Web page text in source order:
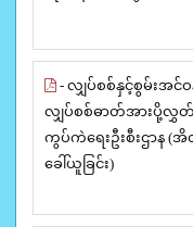
- လျှပ်စစ်နှင့်စွမ်းအင်ဝ
လျှပ်စစ်ဓာတ်အားပို့လွှတ်
ကွပ်ကဲရေးဦးစီးဌာန (အိ
ခေါ်ယူခြင်း)